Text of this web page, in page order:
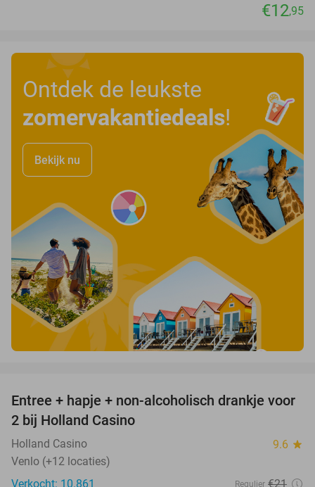
€12,95
Ontdek de leukste
zomervakantiedeals!
Bekijk nu
52%
Entree + hapje + non-alcoholisch drankje voor
2 bij Holland Casino
Holland Casino 9.6 star
Venlo (+12 locaties)
Verkocht: 10.861
Regulier €21